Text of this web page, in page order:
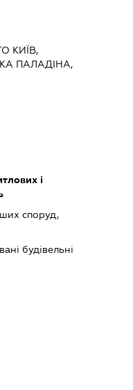
КИЇВ,
ПАЛАДІНА,
і
споруд,
будівельні